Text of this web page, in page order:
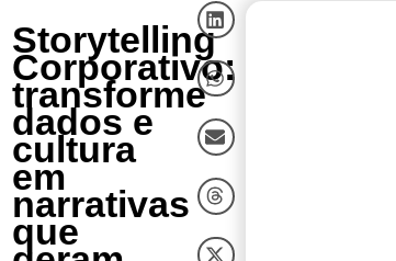
Storytelling
Corporativo:
transforme
dados e
cultura
em
narrativas
que